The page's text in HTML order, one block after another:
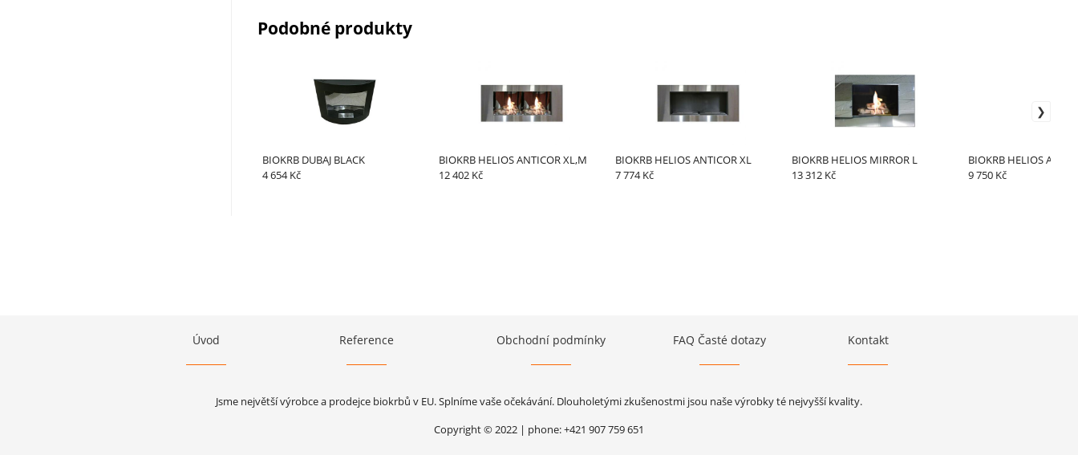
Podobné produkty
BIOKRB DUBAJ BLACK
4 654 Kč
BIOKRB HELIOS ANTICOR XL,M
12 402 Kč
BIOKRB HELIOS ANTICOR XL
7 774 Kč
BIOKRB HELIOS MIRROR L
13 312 Kč
BIOKRB HELIOS
9 750 Kč
Úvod Reference Obchodní podmínky FAQ Časté dotazy Kontakt
Jsme největší výrobce a prodejce biokrbů v EU. Splníme vaše očekávání. Dlouholetými zkušenostmi jsou naše výrobky té nejvyšší kvality.
Copyright © 2022 | phone: +421 907 759 651